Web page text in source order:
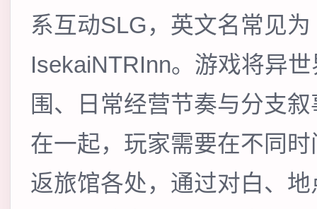
系互动SLG，英文名常见为
IsekaiNTRInn。游戏将异
围、日常经营节奏与分支
在一起，玩家需要在不同
返旅馆各处，通过对白、